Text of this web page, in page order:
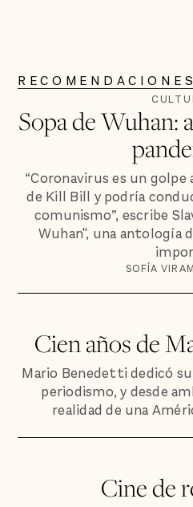
Sopa de Wuhan:
“Coronavirus es un
de Kill Bill y podría
comunismo”, escribe
Wuhan", una antología
SOFÍA
Cien años de
Mario Benedetti dedicó
periodismo, y desde
realidad de una
Cine de